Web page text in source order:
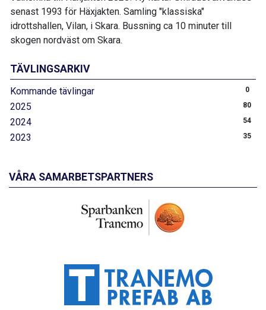
TÄVLINGSARKIV
Kommande tävlingar 0
2025 80
2024 54
2023 35
senast 1993 för Häxjakten. Samling "klassiska"
idrottshallen, Vilan, i Skara. Bussning ca 10 minuter till
skogen nordväst om Skara.
VÅRA SAMARBETSPARTNERS